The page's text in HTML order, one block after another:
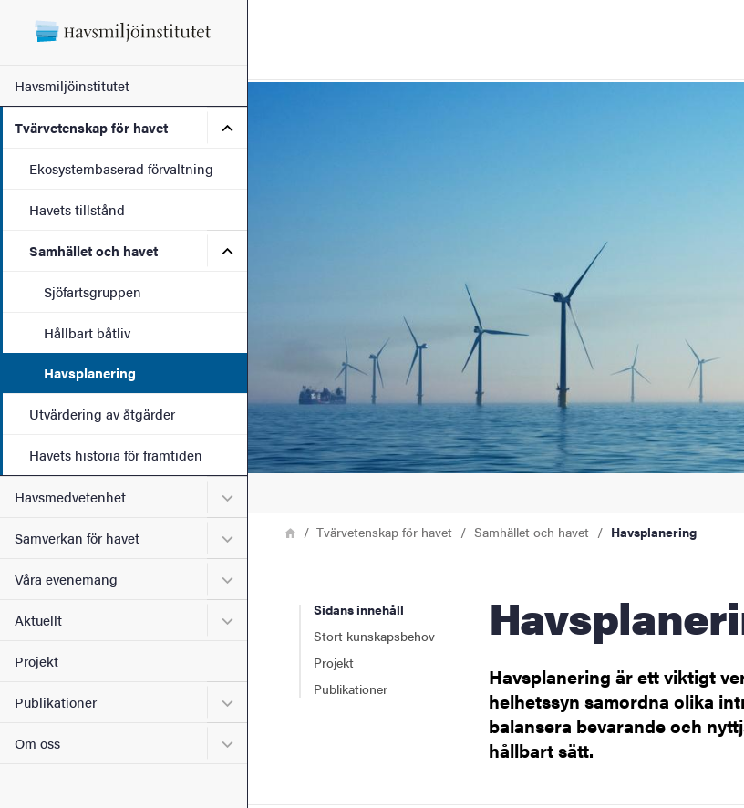
Kontakt
Havsmiljöinstitutet
Tvärvetenskap för havet Undermeny för Tvärvetenskap för havet
Ekosystembaserad förvaltning
Havets tillstånd
Samhället och havet Undermeny för Samhället och havet
Sjöfartsgruppen
Hållbart båtliv
Havsplanering
Utvärdering av åtgärder
Havets historia för framtiden
Havsmedvetenhet Undermeny för Havsmedvetenhet
Samverkan för havet Undermeny för Samverkan för havet
Våra evenemang Undermeny för Våra evenemang
Aktuellt Undermeny för Aktuellt
Projekt
Publikationer Undermeny för Publikationer
Om oss Undermeny för Om oss
Bild
LänkstigHemTvärvetenskap för havet Samhället och havet Havsplanering
Sidans innehåll
Stort kunskapsbehov
Projekt
Publikationer
Havsplanering är ett viktigt
helhetssyn samordna olika
balansera bevarande och
hållbart sätt.